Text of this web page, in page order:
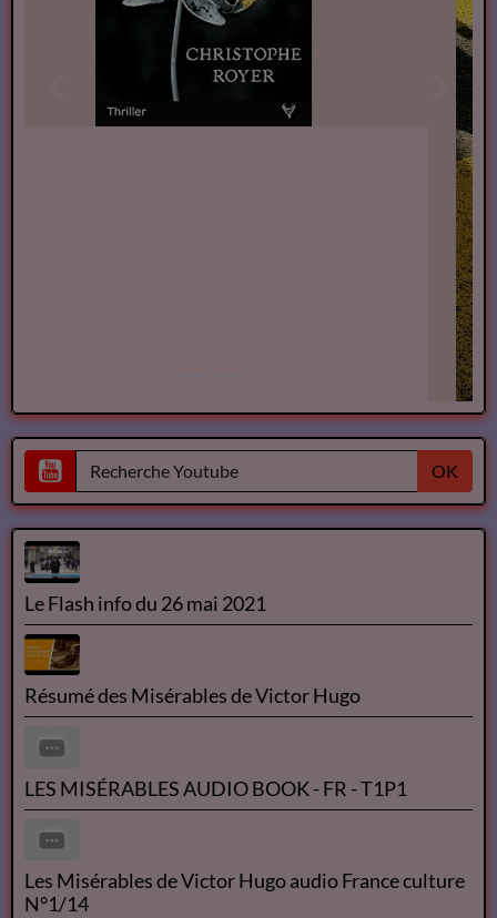
OK
Le Flash info du 26 mai 2021
Résumé des Misérables de Victor Hugo
LES MISÉRABLES AUDIO BOOK - FR - T1P1
Les Misérables de Victor Hugo audio France culture
N°1/14